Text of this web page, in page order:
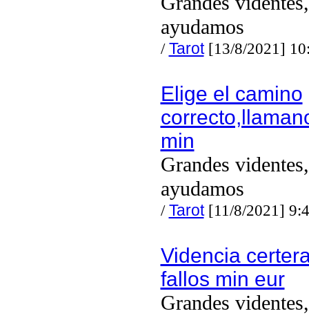
ayudamos
/Tarot[13/8/2021]
Elige el camino
min
Grandes
ayudamos
/Tarot[11/8/2021]
Videncia
fallos min eur
Grandes